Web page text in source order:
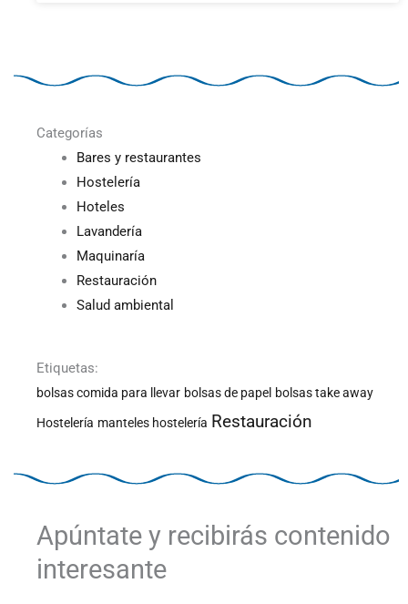
Categorías
Bares y restaurantes
Hostelería
Hoteles
Lavandería
Maquinaría
Restauración
Salud ambiental
Etiquetas:
bolsas comida para llevar bolsas de papel bolsas take away
Hostelería manteles hostelería Restauración
Apúntate y recibirás contenido
interesante